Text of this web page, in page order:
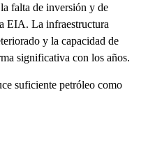
falta de inversión y de
EIA. La infraestructura
y la capacidad de
significativa con los años.
suficiente petróleo como